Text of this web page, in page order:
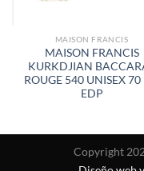
MAISON FRANCIS
MAISON FRANCIS
KURKDJIAN
ROUGE 540 UNISEX 70
EDP
Copyright